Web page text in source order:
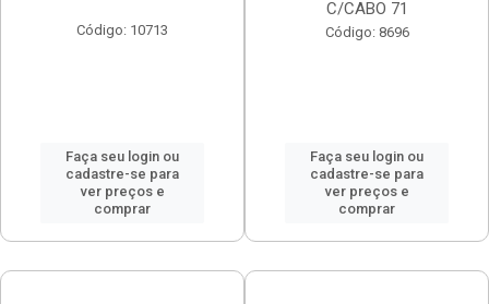
Código: 10713
Faça seu login ou
cadastre-se para
ver preços e
comprar
C/CABO 71
Código: 8696
Faça seu login ou
cadastre-se para
ver preços e
comprar